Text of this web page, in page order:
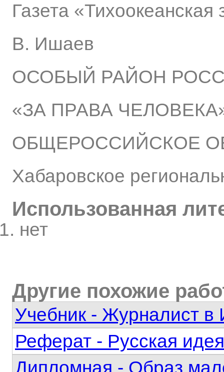
Газета
В. Ишаев
ОСОБЫЙ РАЙОН
«ЗА ПРАВА
ОБЩЕРОССИЙСКОЕ
Хабаровское
Использованная
нет
Другие похожие
Учебник - Журналист в
Реферат - Русская
Дипломная - Образ